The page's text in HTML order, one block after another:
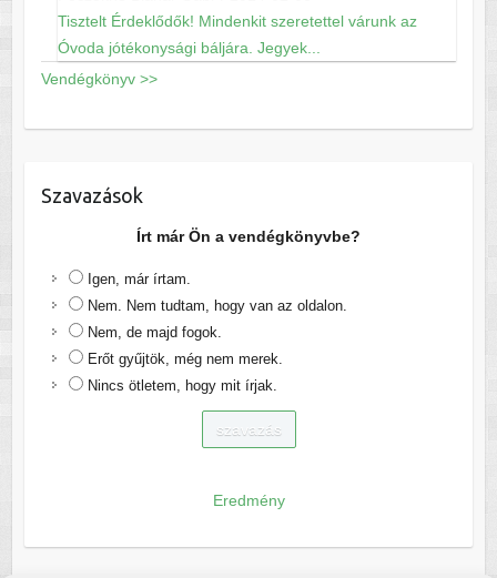
Tisztelt Érdeklődők! Mindenkit szeretettel várunk az
Óvoda jótékonysági báljára. Jegyek...
Vendégkönyv >>
Szavazások
Írt már Ön a vendégkönyvbe?
Igen, már írtam.
Nem. Nem tudtam, hogy van az oldalon.
Nem, de majd fogok.
Erőt gyűjtök, még nem merek.
Nincs ötletem, hogy mit írjak.
Eredmény